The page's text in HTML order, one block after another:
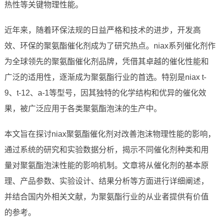
热性等关键物理性能。
近年来，随着环保法规的日益严格和技术的进步，开发高
效、环保的聚氨酯催化剂成为了研究热点。niax系列催化剂作
为全球领先的聚氨酯催化剂品牌，凭借其卓越的催化性能和
广泛的适用性，逐渐成为聚氨酯行业的首选。特别是niax t-
9、t-12、a-1等型号，因其独特的化学结构和优异的催化效
果，被广泛应用于各类聚氨酯泡沫的生产中。
本文旨在探讨niax聚氨酯催化剂对改善泡沫物理性能的影响，
通过系统的研究和实验数据分析，揭示不同催化剂种类和用
量对聚氨酯泡沫性能的影响机制。文章将从催化剂的基本原
理、产品参数、实验设计、结果分析等方面进行详细阐述，
并结合国内外相关文献，为聚氨酯行业的从业者提供有价值
的参考。